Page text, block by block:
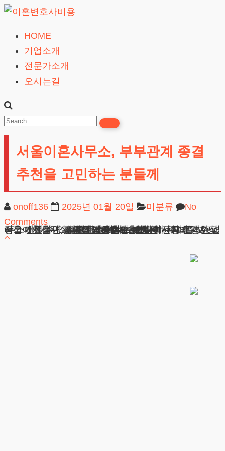
Skip
content
사
비
HOME
기업소개
전문가소개
오시는길
서울이혼사무소, 부부관계 종결
추천을 고민하는 분들께
onoff136 2025년 01월 20일 미분류
No
Comments
서울이혼사무소, 특히 감정적으로 힘든 시기에 객관적이고 전문적인 조언을 제공함으로써, 귀하가 현명한 결정을 내릴 수 있도록 돕습니다. 혼인관계 해소를 고민하고 계신다면, 주저하지 마시고 연락해 주세요.
상호 : 법무법인 테헤란
사업자 : 589-86-01340
대표자 : 이수학
주소 : 서울시 강남구 테헤란로 420, KT선릉타워West 9층
광고책임변호사 : 이수학